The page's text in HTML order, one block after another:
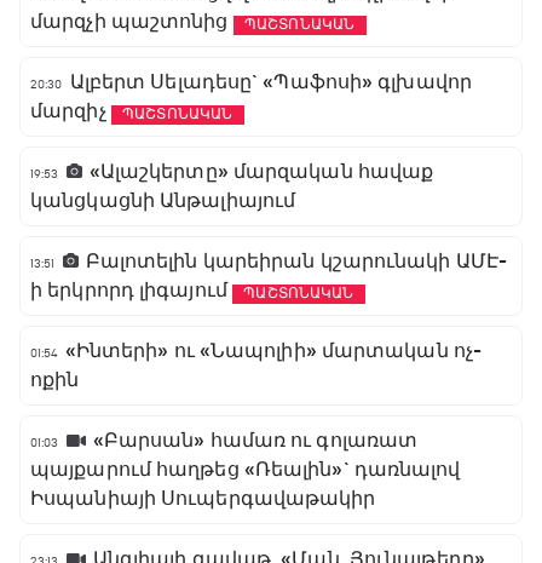
մարզչի պաշտոնից
ՊԱՇՏՈՆԱԿԱՆ
20:30
Ալբերտ Սելադեսը` «Պաֆոսի» գլխավոր
մարզիչ
ՊԱՇՏՈՆԱԿԱՆ
19:53
«Ալաշկերտը» մարզական հավաք
կանցկացնի Անթալիայում
13:51
Բալոտելին կարեիրան կշարունակի ԱՄԷ-
ի երկրորդ լիգայում
ՊԱՇՏՈՆԱԿԱՆ
01:54 «Ինտերի» ու «Նապոլիի» մարտական ոչ-
ոքին
01:03
«Բարսան» համառ ու գոլառատ
պայքարում հաղթեց «Ռեալին»` դառնալով
Իսպանիայի Սուպերգավաթակիր